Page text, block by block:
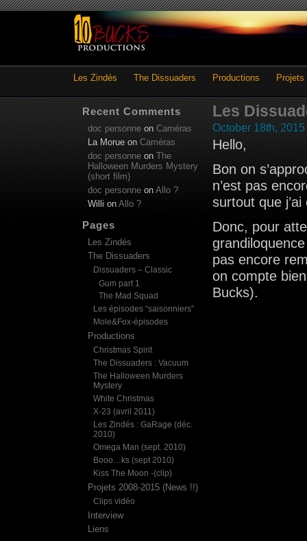
Les Zindés The Dissuaders Productions Projets
Les
October 18th, 2015
Hello,
Bon on
n’est pas
surtout que
Donc, pour
pas encore
on compte
Bucks).
Recent Comments
doc personneonCaméras
La MorueonCaméras
doc personneonThe
Halloween Murders Mystery
(short film)
doc personne on Allo ?
Willi on Allo ?
Pages
Les Zindés
The Dissuaders
Dissuaders – Classic
Gum part 1
The Mad Squad
Les épisodes “saisonniers”
Mole&Fox-épisodes
Productions
Christmas Spirit
The Dissuaders : Vacuum
The Halloween Murders
Mystery
White Christmas
X-23 (avril 2011)
Les Zindés : GaRage (déc.
2010)
Omega Man (sept. 2010)
Booo…ks (sept 2010)
Kiss The Moon -(clip)
Projets 2008-2015 (News !!)
Clips vidéo
Interview
Liens